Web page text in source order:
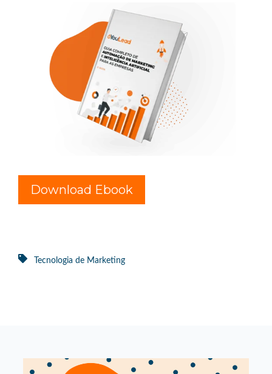
Download Ebook
Tecnologia de Marketing